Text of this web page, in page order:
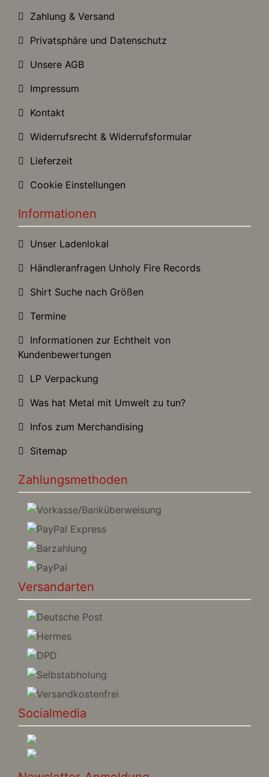
Zahlung & Versand
Privatsphäre und Datenschutz
Unsere AGB
Impressum
Kontakt
Widerrufsrecht & Widerrufsformular
Lieferzeit
Cookie Einstellungen
Informationen
Unser Ladenlokal
Händleranfragen Unholy Fire Records
Shirt Suche nach Größen
Termine
Informationen zur Echtheit von
Kundenbewertungen
LP Verpackung
Was hat Metal mit Umwelt zu tun?
Infos zum Merchandising
Sitemap
Zahlungsmethoden
Versandarten
Socialmedia